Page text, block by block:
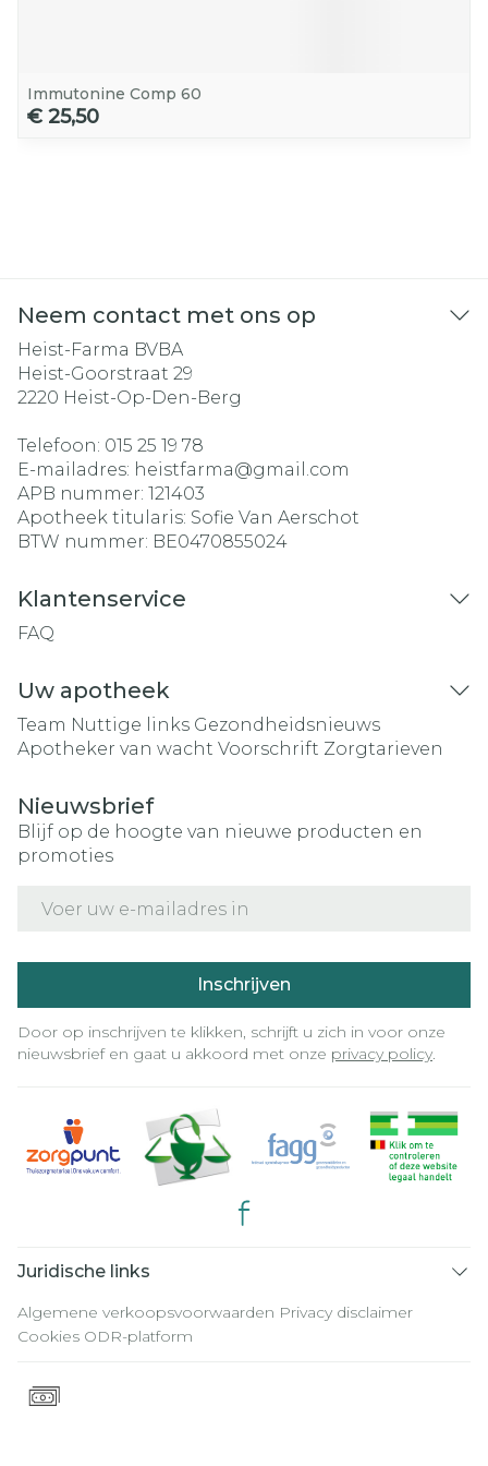
Immutonine Comp 60
€ 25,50
Neem contact met ons op
Heist-Farma BVBA
Heist-Goorstraat 29
2220 Heist-Op-Den-Berg
Telefoon: 015 25 19 78
E-mailadres: heistfarma@gmail.com
APB nummer: 121403
Apotheek titularis: Sofie Van Aerschot
BTW nummer: BE0470855024
Klantenservice
FAQ
Uw apotheek
Team Nuttige links Gezondheidsnieuws
Apotheker van wacht Voorschrift Zorgtarieven
Nieuwsbrief
Blijf op de hoogte van nieuwe producten en
promoties
Inschrijven
Door op inschrijven te klikken, schrijft u zich in voor onze
nieuwsbrief en gaat u akkoord met onze privacy policy.
Juridische links
Algemene verkoopsvoorwaarden Privacy disclaimer
Cookies ODR-platform